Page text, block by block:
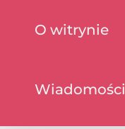
O witrynie
Wiadomości